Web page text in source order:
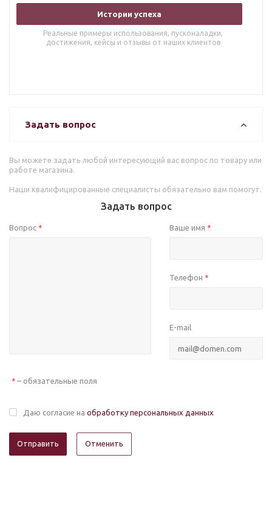
Истории успеха
Реальные примеры использования, пусконаладки,
достижения, кейсы и отзывы от наших клиентов
Задать вопрос
Вы можете задать любой интересующий вас вопрос по товару или
работе магазина.
Наши квалифицированные специалисты обязательно вам помогут.
Задать вопрос
Вопрос * Ваше имя *
Телефон *
E-mail
* – обязательные поля
Даю согласие на обработку персональных данных
Отменить